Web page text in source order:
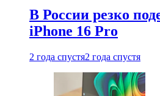
В России резко
iPhone 16 Pro
2 года спустя2 года спустя